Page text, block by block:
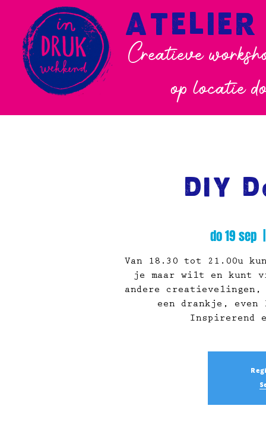
Creatieve
op locatie
DIY
do 19 sep
Van 18.30 tot 21.00u
je maar wilt en kunt
andere creatievelingen,
een drankje,
Inspirerend